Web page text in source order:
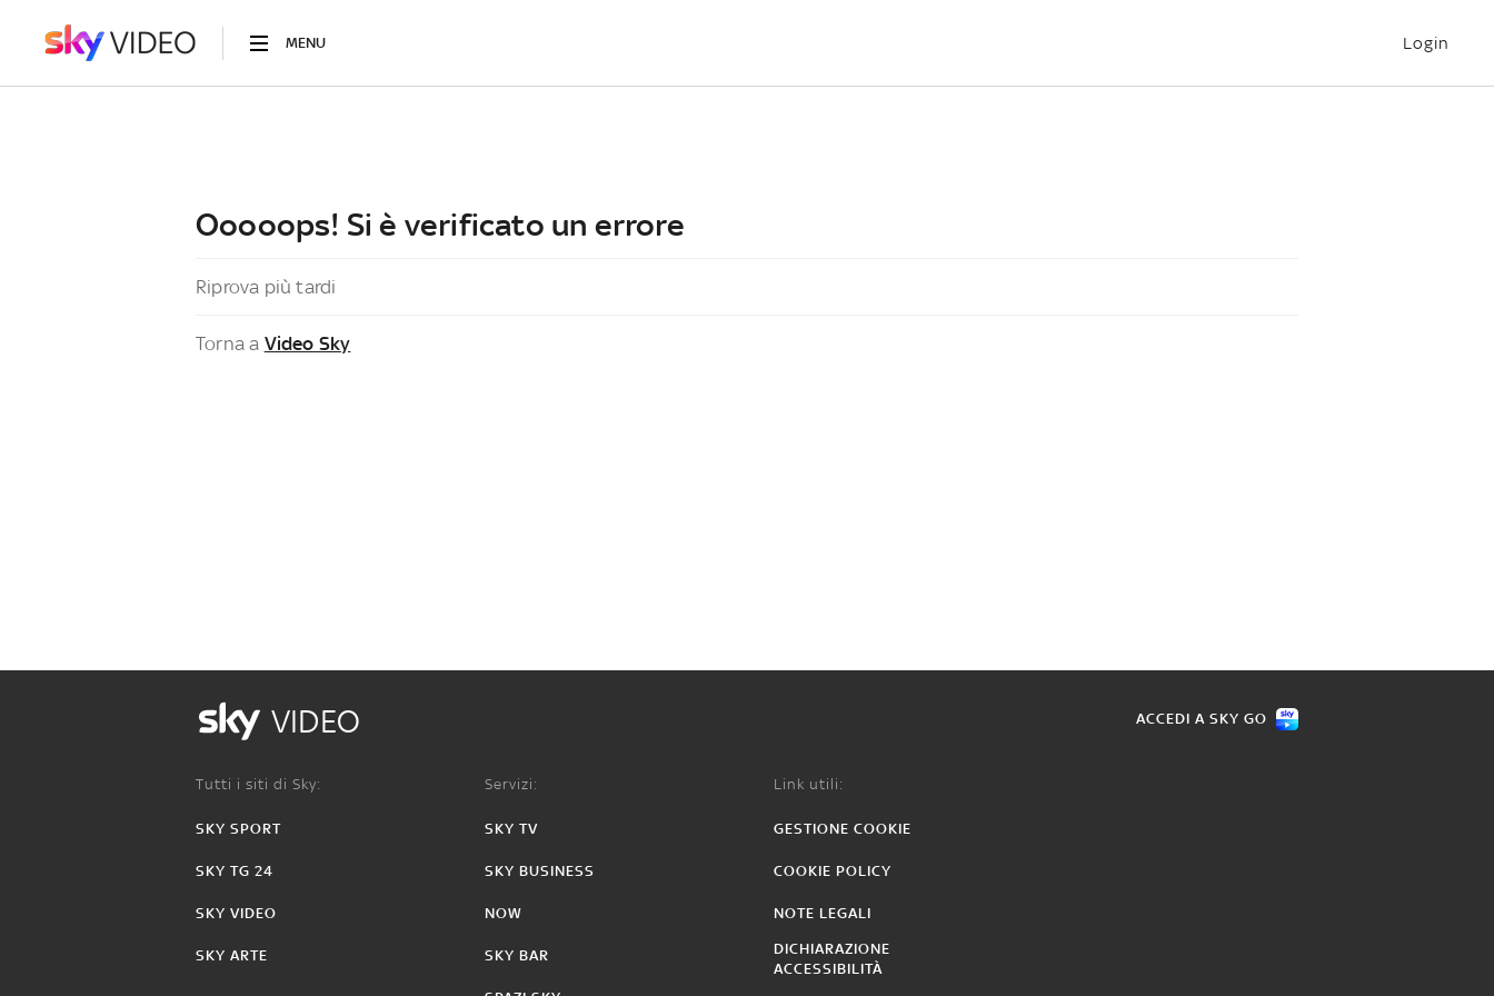
MENU Login
Ooooops! Si è verificato un errore
Riprova più tardi
Torna a Video Sky
VIDEO ACCEDI A SKY GO
Tutti i siti di Sky:
SKY SPORT
SKY TG 24
SKY VIDEO
SKY ARTE
Servizi:
SKY TV
SKY BUSINESS
NOW
SKY BAR
Link utili:
GESTIONE COOKIE
COOKIE POLICY
NOTE LEGALI
DICHIARAZIONE
ACCESSIBILITÀ